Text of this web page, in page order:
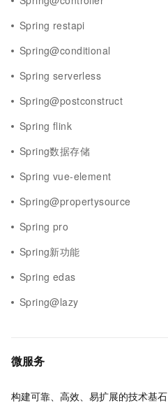
Spring restapi
Spring@conditional
Spring serverless
Spring@postconstruct
Spring flink
Spring数据存储
Spring vue-element
Spring@propertysource
Spring pro
Spring新功能
Spring edas
Spring@lazy
微服务
构建可靠、高效、易扩展的技术基石